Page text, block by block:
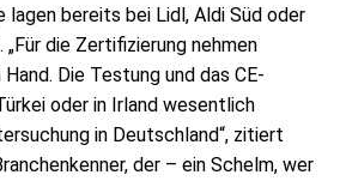
bereits bei Lidl, Aldi Süd oder
die Zertifizierung nehmen
Die Testung und das CE-
oder in Irland wesentlich
in Deutschland“, zitiert
der – ein Schelm, wer